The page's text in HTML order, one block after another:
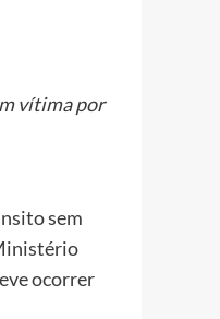
vítima por
sem
ocorrer